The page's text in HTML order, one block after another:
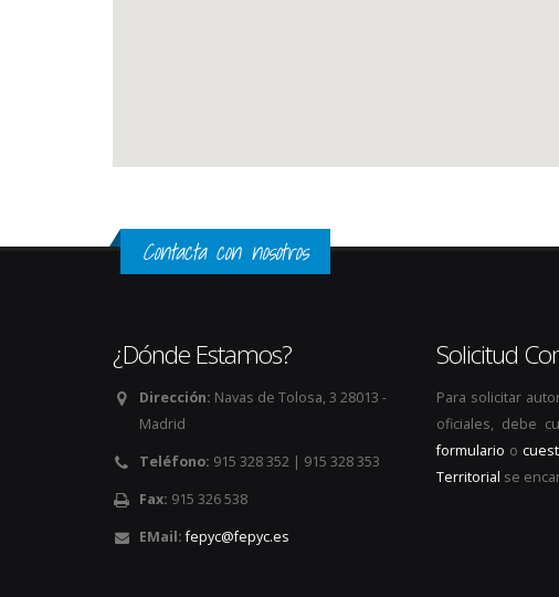
Contacta con nosotros
¿Dónde Estamos?
Dirección: Navas de Tolosa, 3 28013 -
Madrid
Teléfono: 915 328 352 | 915 328 353
Fax: 915 326 538
EMail: fepyc@fepyc.es
Solicitud
Para solicitar
oficiales, debe
formulario o
Territorial se